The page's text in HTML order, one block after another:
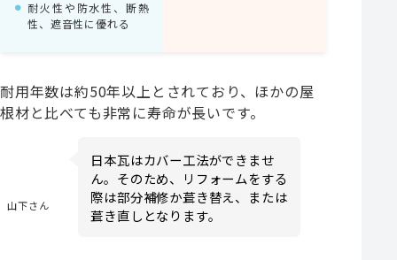
耐火性や防水性、断熱
性、遮音性に優れる
耐用年数は約50年以上とされており、ほかの屋
根材と比べても非常に寿命が長いです。
山下さん
日本瓦はカバー工法ができませ
ん。そのため、リフォームをする
際は部分補修か葺き替え、または
葺き直しとなります。